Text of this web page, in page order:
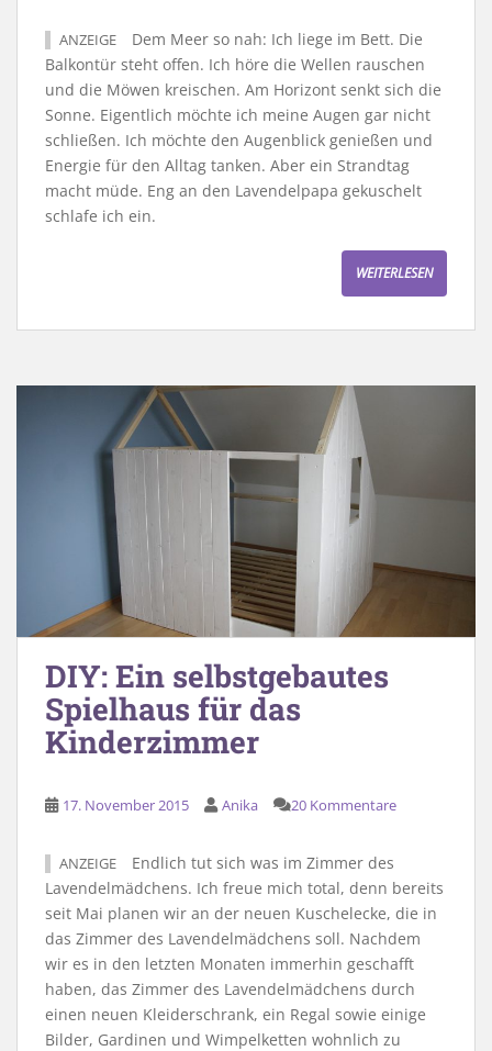
ANZEIGE
Dem Meer so nah: Ich liege im Bett. Die
Balkontür steht offen. Ich höre die Wellen rauschen
und die Möwen kreischen. Am Horizont senkt sich die
Sonne. Eigentlich möchte ich meine Augen gar nicht
schließen. Ich möchte den Augenblick genießen und
Energie für den Alltag tanken. Aber ein Strandtag
macht müde. Eng an den Lavendelpapa gekuschelt
schlafe ich ein.
WEITERLESEN
DIY: Ein selbstgebautes
Spielhaus für das
Kinderzimmer
17. November 2015 Anika 20 Kommentare
ANZEIGE
Endlich tut sich was im Zimmer des
Lavendelmädchens. Ich freue mich total, denn bereits
seit Mai planen wir an der neuen Kuschelecke, die in
das Zimmer des Lavendelmädchens soll. Nachdem
wir es in den letzten Monaten immerhin geschafft
haben, das Zimmer des Lavendelmädchens durch
einen neuen Kleiderschrank, ein Regal sowie einige
Bilder, Gardinen und Wimpelketten wohnlich zu